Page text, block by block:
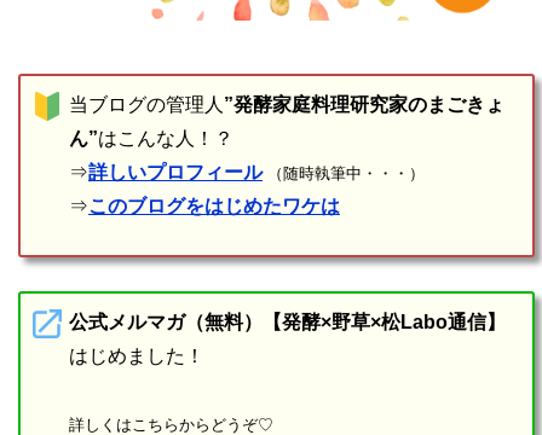
当ブログの管理人 ”発酵家庭料理研究家のまごきょ
ん”はこんな人！？
⇒詳しいプロフィール （随時執筆中・・・）
⇒このブログをはじめたワケは
公式メルマガ（無料）【発酵×野草×松Labo通信】
はじめました！
詳しくはこちらからどうぞ♡